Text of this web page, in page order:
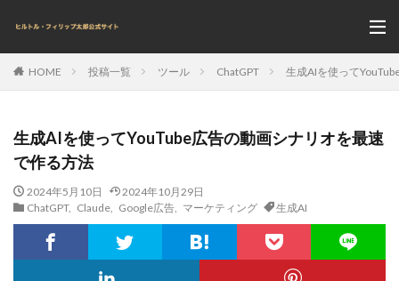
HOME 投稿一覧 ツール ChatGPT 生成AIを使って
生成AIを使ってYouTube広告の動画シナリオを最速
で作る方法
2024年5月10日
2024年10月29日
ChatGPT, Claude, Google広告, マーケティング 生成AI